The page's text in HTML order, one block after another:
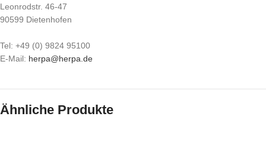
Leonrodstr. 46-47
90599 Dietenhofen
Tel: +49 (0) 9824 95100
E-Mail: herpa@herpa.de
Ähnliche Produkte